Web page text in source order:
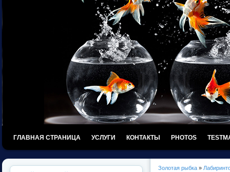
ГЛАВНАЯ СТРАНИЦА УСЛУГИ КОНТАКТЫ PHOTOS
Золотая рыбка »